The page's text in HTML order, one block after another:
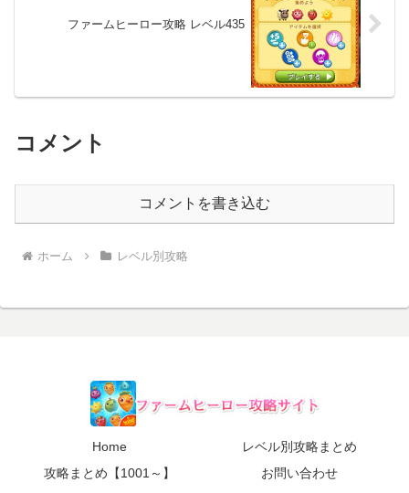
ファームヒーロー攻略 レベル435
コメント
コメントを書き込む
ホーム レベル別攻略
Home
レベル別攻略まとめ
攻略まとめ【1001～】
お問い合わせ